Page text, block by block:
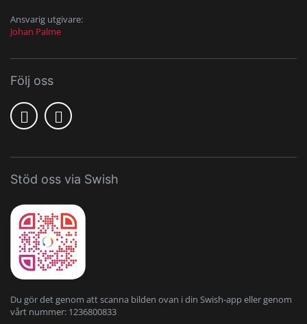
Ansvarig utgivare:
Johan Palme
Följ oss
Stöd oss via Swish
Du gör det genom att scanna bilden ovan i din Swish-app eller genom
vårt nummer: 1236800833